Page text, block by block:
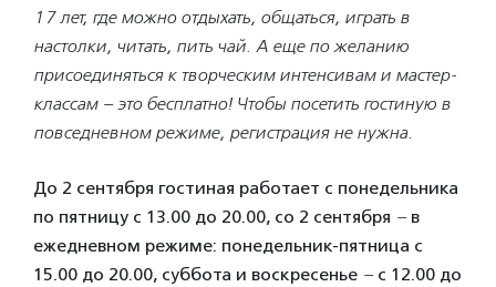
17 лет, где можно отдыхать, общаться, играть в
настолки, читать, пить чай. А еще по желанию
присоединяться к творческим интенсивам и мастер-
классам – это бесплатно! Чтобы посетить гостиную в
повседневном режиме, регистрация не нужна.
До 2 сентября гостиная работает с понедельника
по пятницу с 13.00 до 20.00, со 2 сентября – в
ежедневном режиме: понедельник-пятница с
15.00 до 20.00, суббота и воскресенье –с 12.00 до